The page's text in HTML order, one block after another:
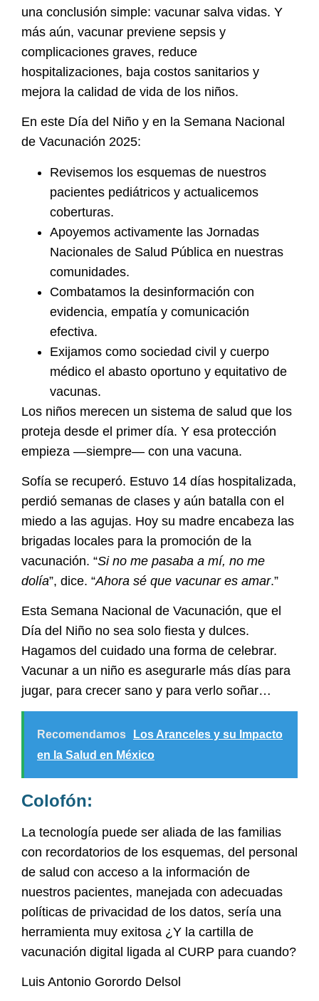
una conclusión simple: vacunar salva vidas. Y
más aún, vacunar previene sepsis y
complicaciones graves, reduce
hospitalizaciones, baja costos sanitarios y
mejora la calidad de vida de los niños.
En este Día del Niño y en la Semana Nacional
de Vacunación 2025:
Revisemos los esquemas de nuestros
pacientes pediátricos y actualicemos
coberturas.
Apoyemos activamente las Jornadas
Nacionales de Salud Pública en nuestras
comunidades.
Combatamos la desinformación con
evidencia, empatía y comunicación
efectiva.
Exijamos como sociedad civil y cuerpo
médico el abasto oportuno y equitativo de
vacunas.
Los niños merecen un sistema de salud que los
proteja desde el primer día. Y esa protección
empieza —siempre— con una vacuna.
Sofía se recuperó. Estuvo 14 días hospitalizada,
perdió semanas de clases y aún batalla con el
miedo a las agujas. Hoy su madre encabeza las
brigadas locales para la promoción de la
vacunación. “Si no me pasaba a mí, no me
dolía”, dice. “Ahora sé que vacunar es amar.”
Esta Semana Nacional de Vacunación, que el
Día del Niño no sea solo fiesta y dulces.
Hagamos del cuidado una forma de celebrar.
Vacunar a un niño es asegurarle más días para
jugar, para crecer sano y para verlo soñar…
Recomendamos
Los Aranceles y su Impacto
en la Salud en México
Colofón:
La tecnología puede ser aliada de las familias
con recordatorios de los esquemas, del personal
de salud con acceso a la información de
nuestros pacientes, manejada con adecuadas
políticas de privacidad de los datos, sería una
herramienta muy exitosa ¿Y la cartilla de
vacunación digital ligada al CURP para cuando?
Luis Antonio Gorordo Delsol